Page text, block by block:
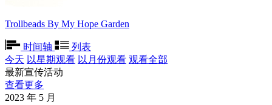
Trollbeads By My Hope Garden
时间轴
列表
今天 以星期观看 以月份观看 观看全部
最新宣传活动
查看更多
2023 年 5 月